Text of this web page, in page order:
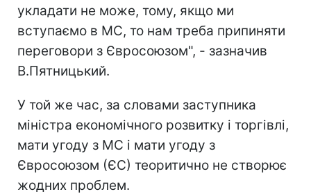
укладати не може, тому, якщо ми
вступаємо в МС, то нам треба припиняти
переговори з Євросоюзом", - зазначив
В.Пятницький.
У той же час, за словами заступника
міністра економічного розвитку і торгівлі,
мати угоду з МС і мати угоду з
Євросоюзом (ЄС) теоритично не створює
жодних проблем.